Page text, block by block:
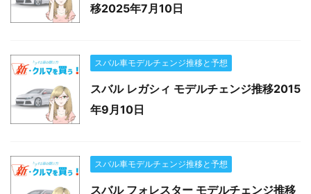
移2025年7月10日
スバル車モデルチェンジ推移と予想
スバル レガシィ モデルチェンジ推移2015
年9月10日
スバル車モデルチェンジ推移と予想
スバル フォレスター モデルチェンジ推移